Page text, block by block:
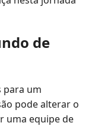
de
para um
pode alterar o
uma equipe de